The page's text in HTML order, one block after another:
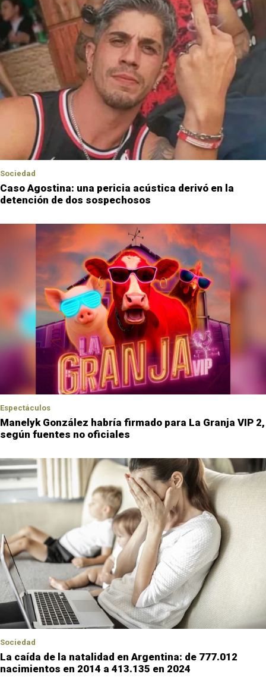
Sociedad
Caso Agostina: una pericia acústica derivó en la
detención de dos sospechosos
Espectáculos
Manelyk González habría firmado para La Granja VIP 2,
según fuentes no oficiales
Sociedad
La caída de la natalidad en Argentina: de 777.012
nacimientos en 2014 a 413.135 en 2024